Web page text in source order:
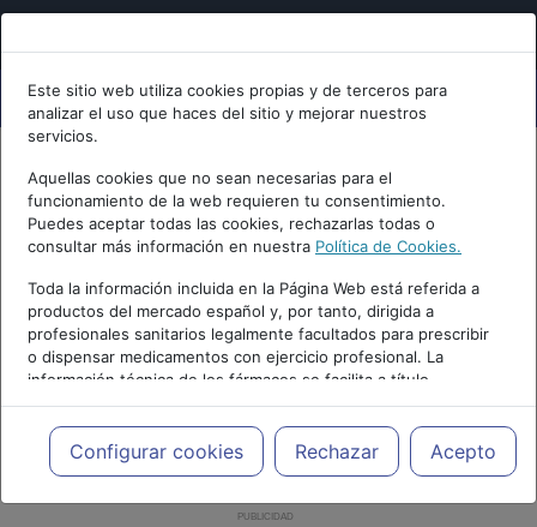
Este sitio web utiliza cookies propias y de terceros para
analizar el uso que haces del sitio y mejorar nuestros
servicios.
Aquellas cookies que no sean necesarias para el
funcionamiento de la web requieren tu consentimiento.
Puedes aceptar todas las cookies, rechazarlas todas o
consultar más información en nuestra Política de Cookies.
Toda la información incluida en la Página Web está referida a
productos del mercado español y, por tanto, dirigida a
profesionales sanitarios legalmente facultados para prescribir
o dispensar medicamentos con ejercicio profesional. La
información técnica de los fármacos se facilita a título
meramente informativo, siendo responsabilidad de los
profesionales facultados prescribir medicamentos y decidir, en
cada caso concreto, el tratamiento más adecuado a las
necesidades del paciente.
Configurar cookies Rechazar Acepto
PUBLICIDAD